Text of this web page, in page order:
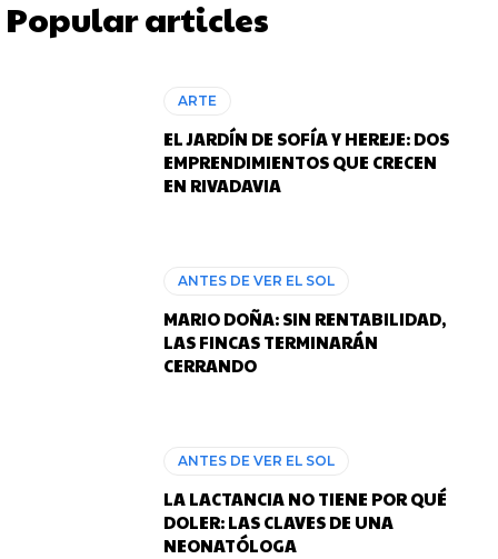
Popular articles
ARTE
EL JARDÍN DE SOFÍA Y HEREJE: DOS
EMPRENDIMIENTOS QUE CRECEN
EN RIVADAVIA
ANTES DE VER EL SOL
MARIO DOÑA: SIN RENTABILIDAD,
LAS FINCAS TERMINARÁN
CERRANDO
ANTES DE VER EL SOL
LA LACTANCIA NO TIENE POR QUÉ
DOLER: LAS CLAVES DE UNA
NEONATÓLOGA